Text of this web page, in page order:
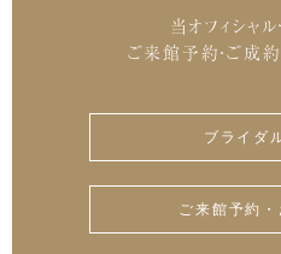
当オフィシャ
ご来館予約・ご成
ブライダ
ご来館予約